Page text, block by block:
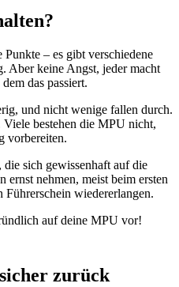
– es gibt verschiedene
Aber keine Angst, jeder macht
das passiert.
und nicht wenige fallen durch.
Viele bestehen die MPU nicht,
vorbereiten.
die sich gewissenhaft auf die
nehmen, meist beim ersten
wiedererlangen.
auf deine MPU vor!
zurück